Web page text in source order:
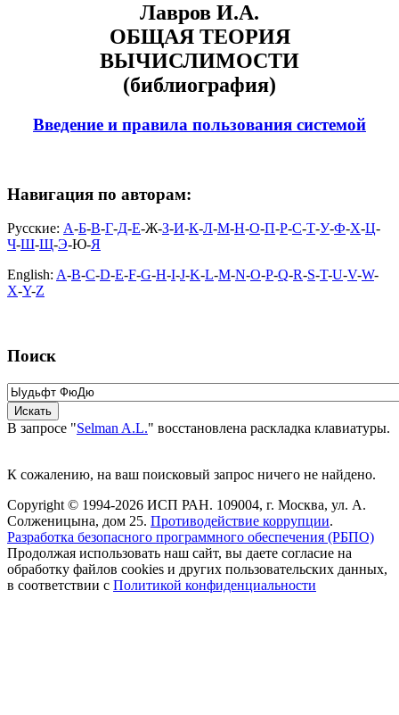
Лавров И.А.
ОБЩАЯ ТЕОРИЯ
ВЫЧИСЛИМОСТИ
(библиография)
Введение и правила пользования системой
Навигация по авторам:
Русские: А-Б-В-Г-Д-Е-Ж-З-И-К-Л-М-Н-О-П-Р-С-Т-У-Ф-Х-Ц-
Ч-Ш-Щ-Э-Ю-Я
English: A-B-C-D-E-F-G-H-I-J-K-L-M-N-O-P-Q-R-S-T-U-V-W-
X-Y-Z
Поиск
В запросе "Selman A.L." восстановлена раскладка клавиатуры.
К сожалению, на ваш поисковый запрос ничего не найдено.
Copyright © 1994-2026 ИСП РАН. 109004, г. Москва, ул. А.
Солженицына, дом 25. Противодействие коррупции.
Разработка безопасного программного обеспечения (РБПО)
Продолжая использовать наш сайт, вы даете согласие на
обработку файлов cookies и других пользовательских данных,
в соответствии с Политикой конфиденциальности